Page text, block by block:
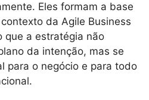
Eles formam a base
da Agile Business
que a estratégia não
da intenção, mas se
para o negócio e para todo